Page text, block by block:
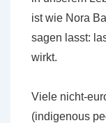
ist wie Nora
sagen lasst:
wirkt.
Viele nicht-
(indigenous